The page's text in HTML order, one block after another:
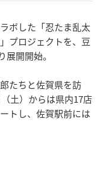
ボした「忍たま乱太
プロジェクトを、豆
開開始。
たちと佐賀県を訪
土）からは県内17店
トし、佐賀駅前には